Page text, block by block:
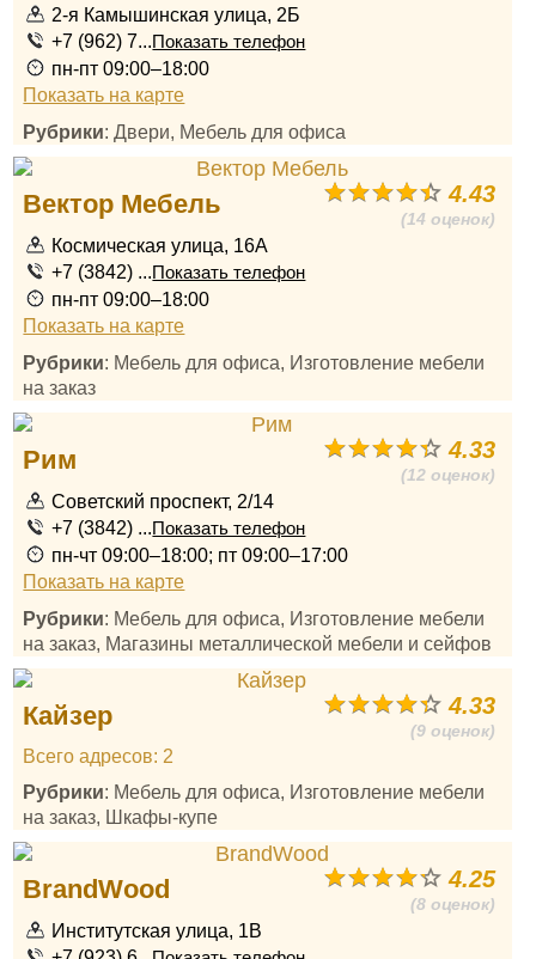
2-я Камышинская улица, 2Б
+7 (962) 7...Показать телефон
пн-пт 09:00–18:00
Показать на карте
Рубрики: Двери, Мебель для офиса
4.43
(14 оценок)
Вектор Мебель
Космическая улица, 16А
+7 (3842) ...Показать телефон
пн-пт 09:00–18:00
Показать на карте
Рубрики: Мебель для офиса, Изготовление мебели
на заказ
4.33
(12 оценок)
Рим
Советский проспект, 2/14
+7 (3842) ...Показать телефон
пн-чт 09:00–18:00; пт 09:00–17:00
Показать на карте
Рубрики: Мебель для офиса, Изготовление мебели
на заказ, Магазины металлической мебели и сейфов
4.33
(9 оценок)
Кайзер
Всего адресов: 2
Рубрики: Мебель для офиса, Изготовление мебели
на заказ, Шкафы-купе
4.25
(8 оценок)
BrandWood
Институтская улица, 1В